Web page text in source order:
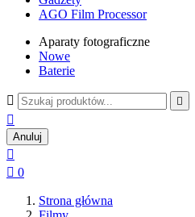
AGO Film Processor
Aparaty fotograficzne
Nowe
Baterie
 

Anuluj

 0
Strona główna